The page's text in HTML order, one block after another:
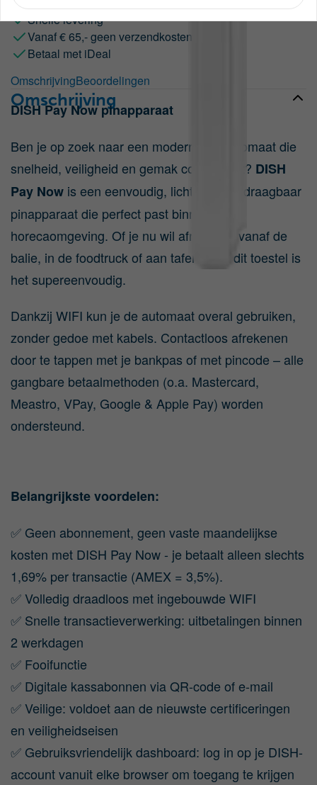
Snelle levering
Vanaf € 65,- geen verzendkosten
Betaal met iDeal
OmschrijvingBeoordelingen
Omschrijving
DISH Pay Now pinapparaat
Ben je op zoek naar een moderne pinautomaat die
snelheid, veiligheid en gemak combineert? DISH
Pay Now is een eenvoudig, lichtgewicht, draagbaar
pinapparaat die perfect past binnen elke
horecaomgeving. Of je nu wil afrekenen vanaf de
balie, in de foodtruck of aan tafel – met dit toestel is
het supereenvoudig.
Dankzij WIFI kun je de automaat overal gebruiken,
zonder gedoe met kabels. Contactloos afrekenen
door te tappen met je bankpas of met pincode – alle
gangbare betaalmethoden (o.a. Mastercard,
Meastro, VPay, Google & Apple Pay) worden
ondersteund.
Belangrijkste voordelen:
✅ Geen abonnement, geen vaste maandelijkse
kosten met DISH Pay Now - je betaalt alleen slechts
1,69% per transactie (AMEX = 3,5%).
✅ Volledig draadloos met ingebouwde WIFI
✅ Snelle transactieverwerking: uitbetalingen binnen
2 werkdagen
✅ Fooifunctie
✅ Digitale kassabonnen via QR-code of e-mail
✅ Veilige: voldoet aan de nieuwste certificeringen
en veiligheidseisen
✅ Gebruiksvriendelijk dashboard: log in op je DISH-
account vanuit elke browser om toegang te krijgen